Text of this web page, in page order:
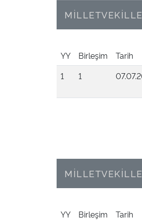
YY Birleşim Tarih
1
1
YY Birleşim Tarih